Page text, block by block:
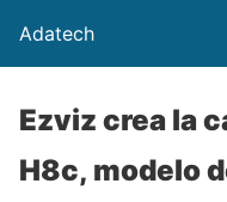
Adatech
Ezviz crea la
H8c, modelo